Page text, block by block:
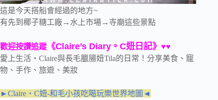
這是今天搭船會經過的地方~
有先到椰子糖工廠→水上市場→寺廟這些景點
歡迎按讚追蹤 《Claire’s Diary。C妞日記》 ♥♥
愛上生活‧Claire與長毛臘腸妞Tila的日常！分享美食、寵
物、手作、旅遊、美妝
►Claire‧C妞-和毛小孩吃喝玩樂世界地圖◄